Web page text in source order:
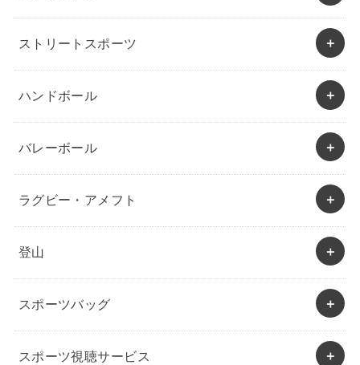
ストリートスポーツ
ハンドボール
バレーボール
ラグビー・アメフト
登山
スポーツバッグ
スポーツ視聴サービス